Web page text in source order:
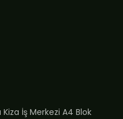
İş Merkezi A4 Blok